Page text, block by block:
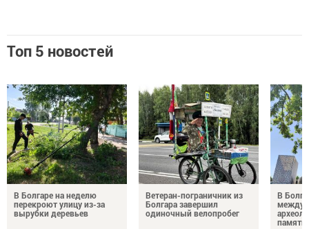
Топ 5 новостей
В Болгаре на неделю
перекроют улицу из-за
вырубки деревьев
Ветеран-пограничник из
Болгара завершил
одиночный велопробег
В
памяти